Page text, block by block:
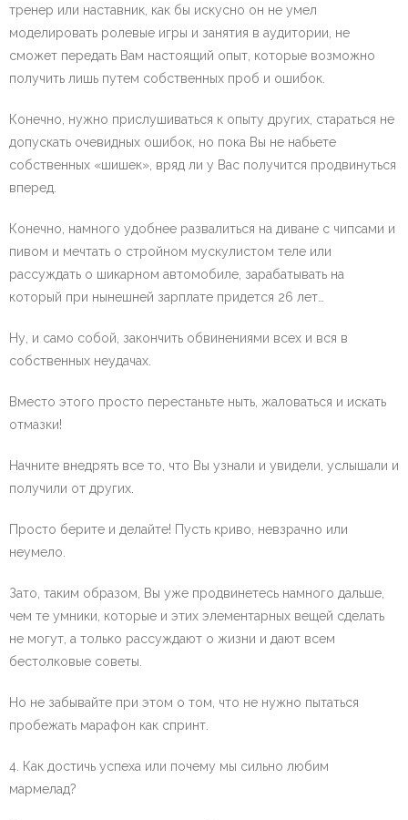
тренер или наставник, как бы искусно он не умел
моделировать ролевые игры и занятия в аудитории, не
сможет передать Вам настоящий опыт, которые возможно
получить лишь путем собственных проб и ошибок.
Конечно, нужно прислушиваться к опыту других, стараться не
допускать очевидных ошибок, но пока Вы не набьете
собственных «шишек», вряд ли у Вас получится продвинуться
вперед.
Конечно, намного удобнее развалиться на диване с чипсами и
пивом и мечтать о стройном мускулистом теле или
рассуждать о шикарном автомобиле, зарабатывать на
который при нынешней зарплате придется 26 лет…
Ну, и само собой, закончить обвинениями всех и вся в
собственных неудачах.
Вместо этого просто перестаньте ныть, жаловаться и искать
отмазки!
Начните внедрять все то, что Вы узнали и увидели, услышали и
получили от других.
Просто берите и делайте! Пусть криво, невзрачно или
неумело.
Зато, таким образом, Вы уже продвинетесь намного дальше,
чем те умники, которые и этих элементарных вещей сделать
не могут, а только рассуждают о жизни и дают всем
бестолковые советы.
Но не забывайте при этом о том, что не нужно пытаться
пробежать марафон как спринт.
4. Как достичь успеха или почему мы сильно любим
мармелад?